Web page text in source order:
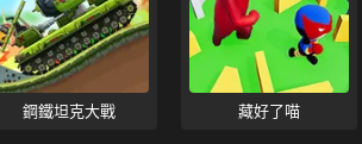
鋼鐵坦克大戰 藏好了喵